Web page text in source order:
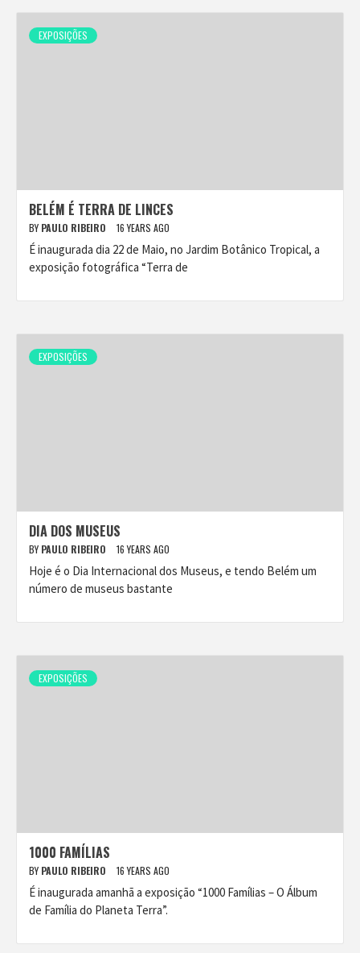
EXPOSIÇÕES
BELÉM É TERRA DE LINCES
BY PAULO RIBEIRO 16 YEARS AGO
É inaugurada dia 22 de Maio, no Jardim Botânico Tropical, a
exposição fotográfica “Terra de
EXPOSIÇÕES
DIA DOS MUSEUS
BY PAULO RIBEIRO 16 YEARS AGO
Hoje é o Dia Internacional dos Museus, e tendo Belém um
número de museus bastante
EXPOSIÇÕES
1000 FAMÍLIAS
BY PAULO RIBEIRO 16 YEARS AGO
É inaugurada amanhã a exposição “1000 Famílias – O Álbum
de Família do Planeta Terra”.